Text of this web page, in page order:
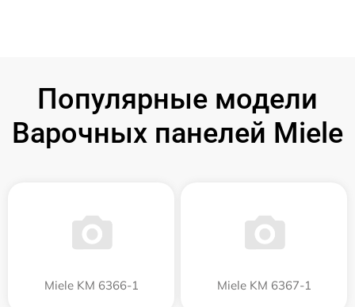
Популярные модели
Варочных панелей Miele
Miele KM 6366-1 Miele KM 6367-1